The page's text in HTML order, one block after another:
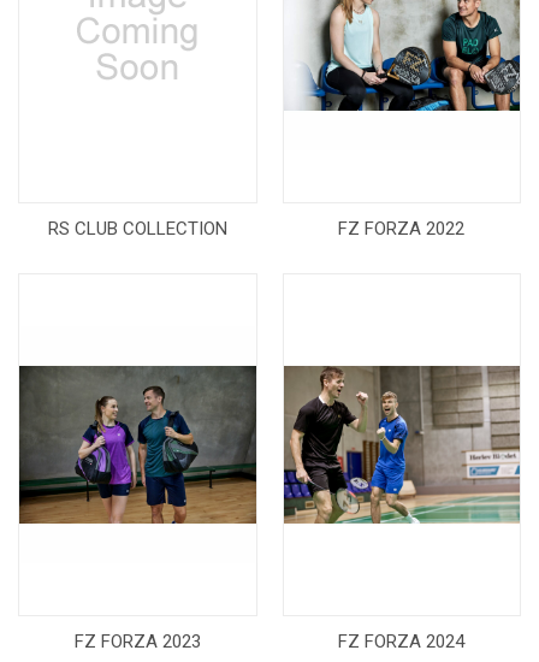
RS CLUB COLLECTION FZ FORZA 2022
FZ FORZA 2023 FZ FORZA 2024